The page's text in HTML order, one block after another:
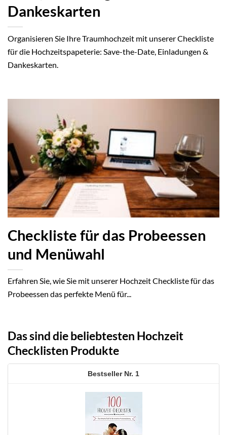
Dankeskarten
Organisieren Sie Ihre Traumhochzeit mit unserer Checkliste
für die Hochzeitspapeterie: Save-the-Date, Einladungen &
Dankeskarten.
Checkliste für das Probeessen
und Menüwahl
Erfahren Sie, wie Sie mit unserer Hochzeit Checkliste für das
Probeessen das perfekte Menü für...
Das sind die beliebtesten Hochzeit
Checklisten Produkte
1